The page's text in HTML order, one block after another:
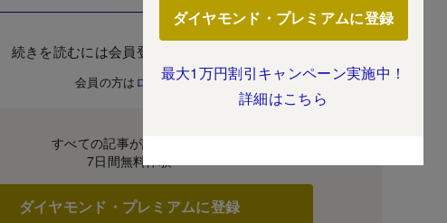
続きを読むには会員登録が必要です。
会員の方は ログイン
すべての記事が読み放題！
7日間無料体験
ダイヤモンド・プレミアムに登録
ダイヤモンド・プレミアムに登録
最大1万円割引キャンペーン実施中！
詳細はこちら